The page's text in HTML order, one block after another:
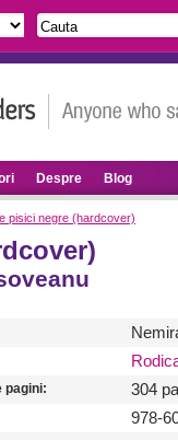
Despre Blog
pisici negre (hardcover)
pagini: 304
978-